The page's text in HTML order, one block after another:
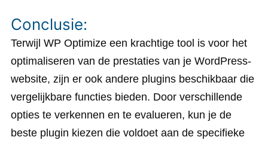
Conclusie:
Terwijl WP Optimize een krachtige tool is voor het
optimaliseren van de prestaties van je WordPress-
website, zijn er ook andere plugins beschikbaar die
vergelijkbare functies bieden. Door verschillende
opties te verkennen en te evalueren, kun je de
beste plugin kiezen die voldoet aan de specifieke